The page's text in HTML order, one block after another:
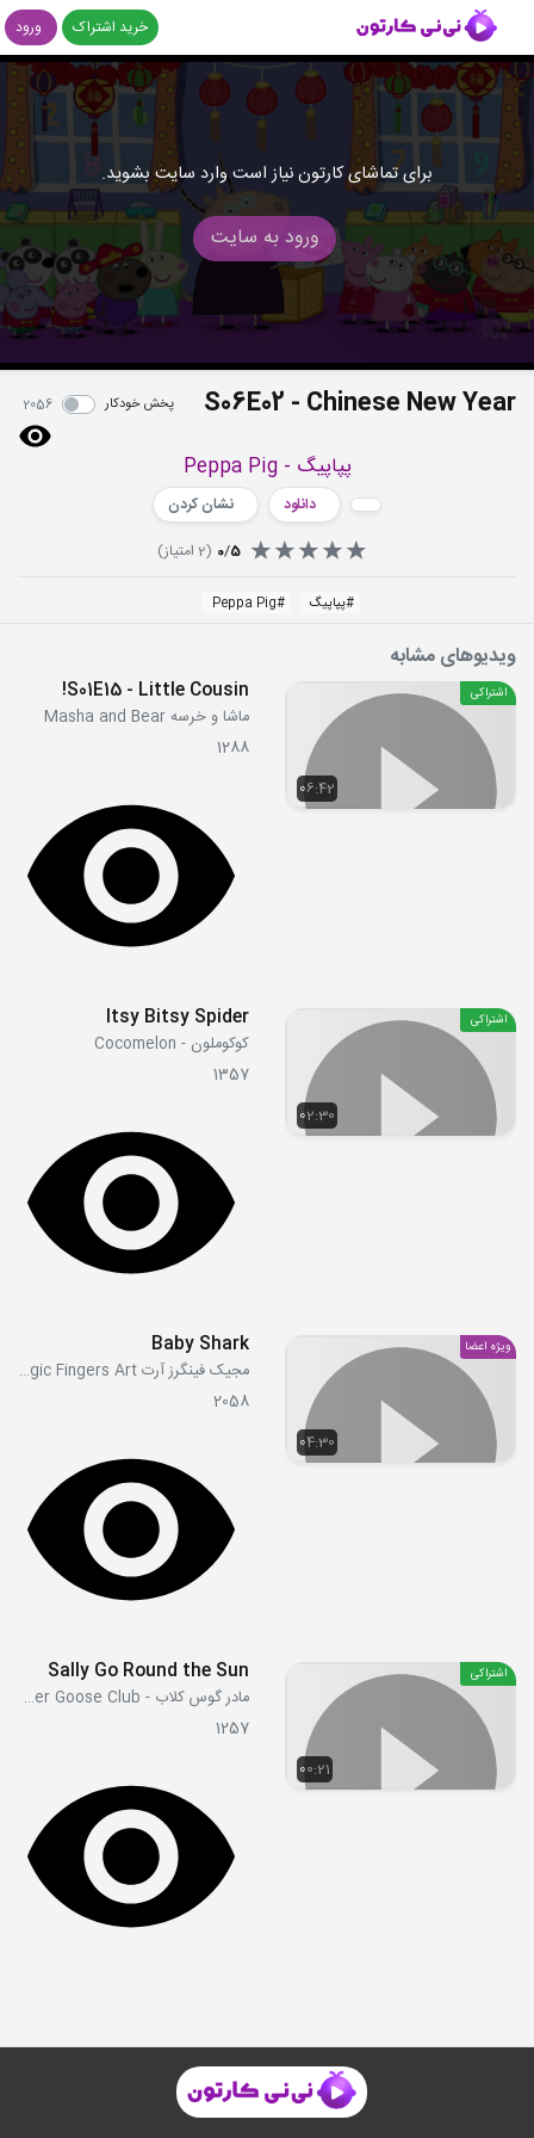
خرید اشتراک ورود
برای تماشای کارتون نیاز است وارد سایت بشوید.
ورود به سایت
S06E02 - Chinese New Year پخش خودکار 2056
پپاپیگ - Peppa Pig
دانلود
نشان کردن
0/5
(
2 امتیاز)
#پپاپیگ #
Peppa Pig
ویدیوهای مشابه
06:42
اشتراکی S01E15 - Little Cousin!
ماشا و خرسه Masha and Bear
1288
02:30
اشتراکی Itsy Bitsy Spider
کوکوملون - Cocomelon
1357
04:30
ویژه اعضا Baby Shark
مجیک فینگرز آرت Magic Fingers Art
2058
00:21
اشتراکی Sally Go Round the Sun
مادر گوس کلاب - Mother Goose Club
1257